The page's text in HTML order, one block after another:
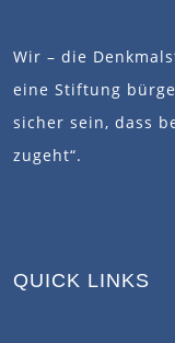
Wir – die
eine Stiftung
sicher sein, dass
zugeht“.
QUICK LINKS